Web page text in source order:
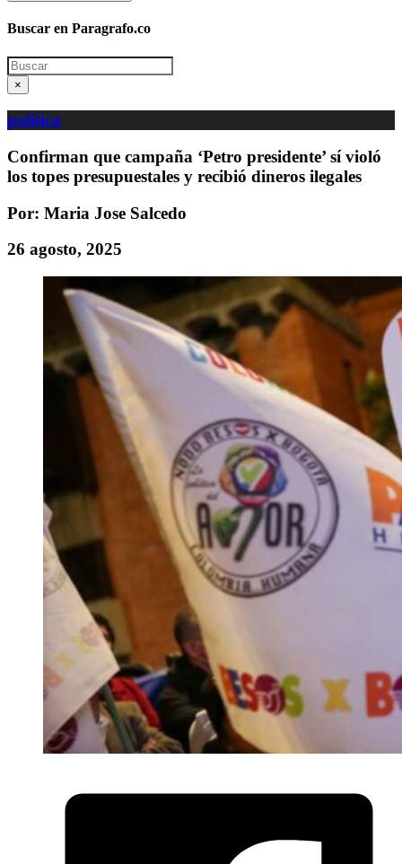
Buscar en Paragrafo.co
Search
×
política
Confirman que campaña ‘Petro presidente’ sí violó
los topes presupuestales y recibió dineros ilegales
Por: Maria Jose Salcedo
26 agosto, 2025